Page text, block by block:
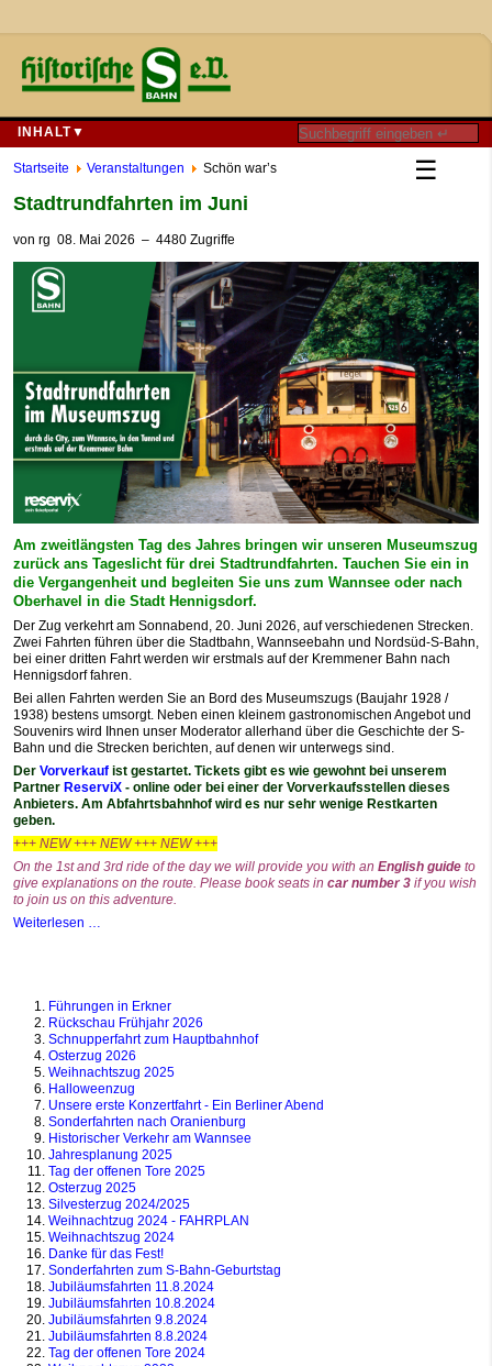
INHALT▼
☰
Startseite Veranstaltungen Schön war’s
Stadtrundfahrten im Juni
von rg 08. Mai 2026 – 4480 Zugriffe
Am zweitlängsten Tag des Jahres bringen wir unseren Museumszug
zurück ans Tageslicht für drei Stadtrundfahrten. Tauchen Sie ein in
die Vergangenheit und begleiten Sie uns zum Wannsee oder nach
Oberhavel in die Stadt Hennigsdorf.
Der Zug verkehrt am Sonnabend, 20. Juni 2026, auf verschiedenen Strecken.
Zwei Fahrten führen über die Stadtbahn, Wannseebahn und Nordsüd-S-Bahn,
bei einer dritten Fahrt werden wir erstmals auf der Kremmener Bahn nach
Hennigsdorf fahren.
Bei allen Fahrten werden Sie an Bord des Museumszugs (Baujahr 1928 /
1938) bestens umsorgt. Neben einen kleinem gastronomischen Angebot und
Souvenirs wird Ihnen unser Moderator allerhand über die Geschichte der S-
Bahn und die Strecken berichten, auf denen wir unterwegs sind.
Der Vorverkauf ist gestartet. Tickets gibt es wie gewohnt bei unserem
Partner ReserviX - online oder bei einer der Vorverkaufsstellen dieses
Anbieters. Am Abfahrtsbahnhof wird es nur sehr wenige Restkarten
geben.
+++ NEW +++ NEW +++ NEW +++
On the 1st and 3rd ride of the daywe will provide you with an English guide to
give explanations on the route. Please book seats in car number 3 if you wish
to join us on this adventure.
Weiterlesen …
Führungen in Erkner
Rückschau Frühjahr 2026
Schnupperfahrt zum Hauptbahnhof
Osterzug 2026
Weihnachtszug 2025
Halloweenzug
Unsere erste Konzertfahrt - Ein Berliner Abend
Sonderfahrten nach Oranienburg
Historischer Verkehr am Wannsee
Jahresplanung 2025
Tag der offenen Tore 2025
Osterzug 2025
Silvesterzug 2024/2025
Weihnachtzug 2024 - FAHRPLAN
Weihnachtszug 2024
Danke für das Fest!
Sonderfahrten zum S-Bahn-Geburtstag
Jubiläumsfahrten 11.8.2024
Jubiläumsfahrten 10.8.2024
Jubiläumsfahrten 9.8.2024
Jubiläumsfahrten 8.8.2024
Tag der offenen Tore 2024